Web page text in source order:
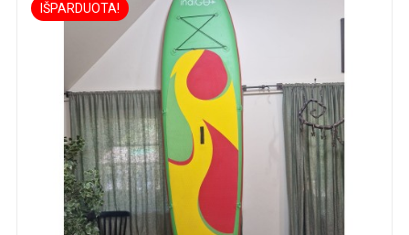
IŠPARDUOTA!